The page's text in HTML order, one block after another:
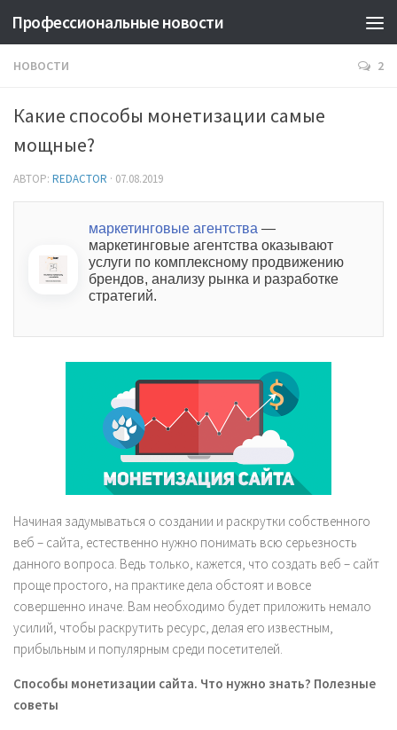
Профессиональные новости
НОВОСТИ 2
Какие способы монетизации самые
мощные?
АВТОР: REDACTOR · 07.08.2019
маркетинговые агентства —
маркетинговые агентства оказывают
услуги по комплексному продвижению
брендов, анализу рынка и разработке
стратегий.
Начиная задумываться о создании и раскрутки собственного
веб – сайта, естественно нужно понимать всю серьезность
данного вопроса. Ведь только, кажется, что создать веб – сайт
проще простого, на практике дела обстоят и вовсе
совершенно иначе. Вам необходимо будет приложить немало
усилий, чтобы раскрутить ресурс, делая его известным,
прибыльным и популярным среди посетителей.
Способы монетизации сайта. Что нужно знать? Полезные
советы